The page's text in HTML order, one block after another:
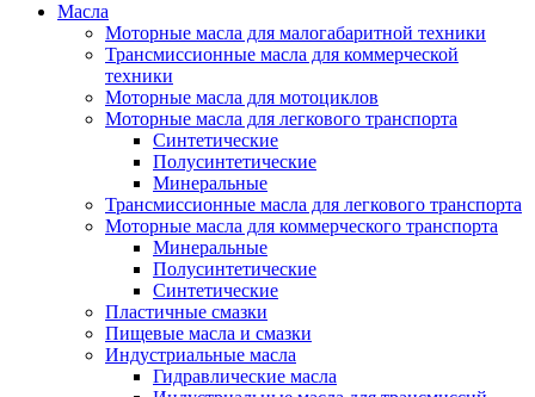
Масла
Моторные масла для малогабаритной техники
Трансмиссионные масла для коммерческой
техники
Моторные масла для мотоциклов
Моторные масла для легкового транспорта
Синтетические
Полусинтетические
Минеральные
Трансмиссионные масла для легкового транспорта
Моторные масла для коммерческого транспорта
Минеральные
Полусинтетические
Синтетические
Пластичные смазки
Пищевые масла и смазки
Индустриальные масла
Гидравлические масла